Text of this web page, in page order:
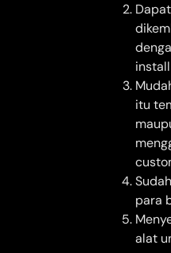
Dapat
itu
para
alat